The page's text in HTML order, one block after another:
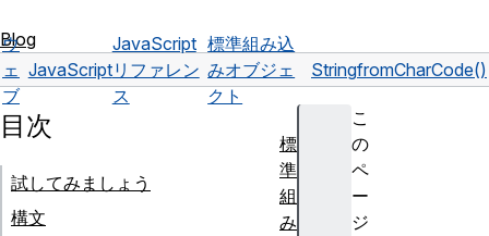
Blog
ウ
ェ
ブ
JavaScript
JavaScript
リファレン
ス
標準組み込
みオブジェ
クト
StringfromCharCode()
こ
の
ペ
ー
ジ
目次
試してみましょう
構文
標
準
組
み